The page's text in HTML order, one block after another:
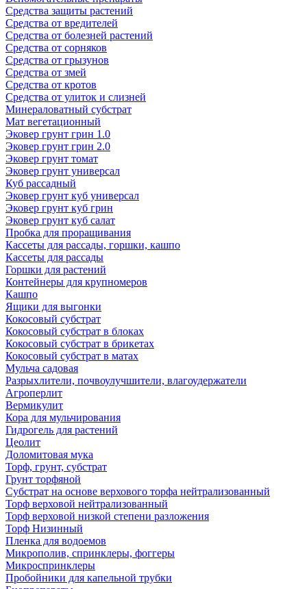
Средства защиты растений
Средства от вредителей
Средства от болезней растений
Средства от сорняков
Средства от грызунов
Средства от змей
Средства от кротов
Средства от улиток и слизней
Минераловатный субстрат
Мат вегетационный
Эковер грунт грин 1.0
Эковер грунт грин 2.0
Эковер грунт томат
Эковер грунт универсал
Куб рассадный
Эковер грунт куб универсал
Эковер грунт куб грин
Эковер грунт куб салат
Пробка для проращивания
Кассеты для рассады, горшки, кашпо
Кассеты для рассады
Горшки для растений
Контейнеры для крупномеров
Кашпо
Ящики для выгонки
Кокосовый субстрат
Кокосовый субстрат в блоках
Кокосовый субстрат в брикетах
Кокосовый субстрат в матах
Мульча садовая
Разрыхлители, почвоулучшители, влагоудержатели
Агроперлит
Вермикулит
Кора для мульчирования
Гидрогель для растений
Цеолит
Доломитовая мука
Торф, грунт, субстрат
Грунт торфяной
Субстрат на основе верхового торфа нейтрализованный
Торф верховой нейтрализованный
Торф верховой низкой степени разложения
Торф Низинный
Пленка для водоемов
Микрополив, спринклеры, фоггеры
Микроспринклеры
Пробойники для капельной трубки